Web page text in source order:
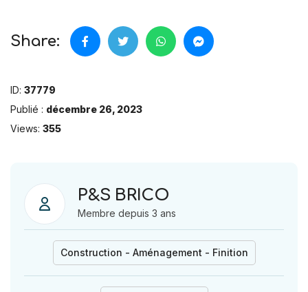
Share:
ID: 37779
Publié : décembre 26, 2023
Views: 355
P&S BRICO
Membre depuis 3 ans
Construction - Aménagement - Finition